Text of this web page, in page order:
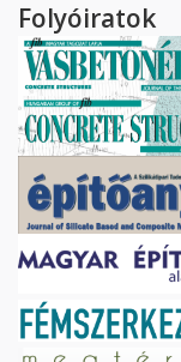
Folyóiratok